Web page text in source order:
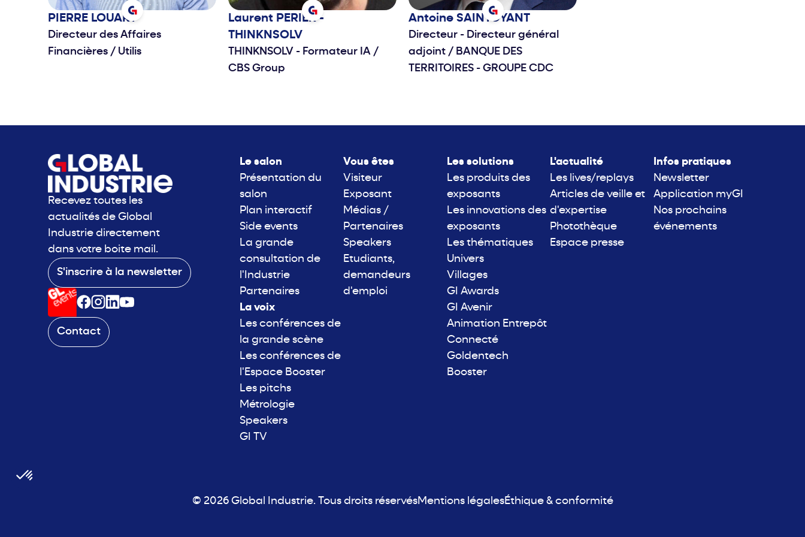
PIERRE LOUART
Directeur des Affaires
Financières / Utilis
Laurent PERIER -
THINKNSOLV
THINKNSOLV - Formateur IA /
CBS Group
Antoine SAINTOYANT
Directeur - Directeur général
adjoint / BANQUE DES
TERRITOIRES - GROUPE CDC
Recevez toutes les
actualités de Global
Industrie directement
dans votre boite mail.
S'inscrire à la newsletter
Contact
Le salon
Présentation du
salon
Plan interactif
Side events
La grande
consultation de
l'Industrie
Partenaires
La voix
Les conférences de
la grande scène
Les conférences de
l'Espace Booster
Les pitchs
Métrologie
Speakers
GI TV
Vous êtes
Visiteur
Exposant
Médias /
Partenaires
Speakers
Etudiants,
demandeurs
d'emploi
Les solutions
Les produits des
exposants
Les innovations des
exposants
Les thématiques
Univers
Villages
GI Awards
GI Avenir
Animation Entrepôt
Connecté
Goldentech
Booster
L'actualité
Les lives/replays
Articles de veille et
d'expertise
Photothèque
Espace presse
Infos pratiques
Newsletter
Application myGI
Nos prochains
événements
© 2026 Global Industrie. Tous droits réservésMentions légalesÉthique & conformité